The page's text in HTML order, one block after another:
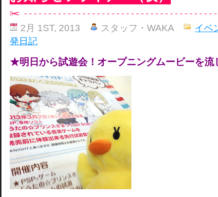
2月 1ST, 2013 スタッフ・WAKA
イベ
発日記
★明日から試遊会！オープニングムービーを流